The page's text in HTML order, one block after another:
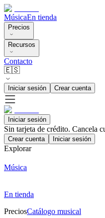
MúsicaEn tienda
Precios
Recursos
Contacto
🇪🇸
Iniciar sesión Crear cuenta
Iniciar sesión
Sin tarjeta de crédito. Cancela
Crear cuenta Iniciar sesión
Explorar
Música
En tienda
PreciosCatálogo musical